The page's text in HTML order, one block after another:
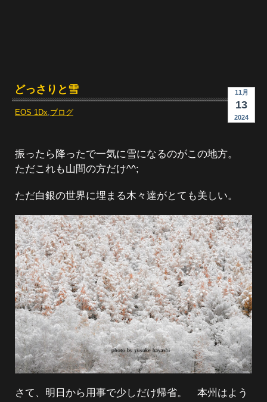
11月
13
2024
どっさりと雪
EOS 1Dx,ブログ
振ったら降ったで一気に雪になるのがこの地方。
ただこれも山間の方だけ^^;
ただ白銀の世界に埋まる木々達がとても美しい。
さて、明日から用事で少しだけ帰省。 本州はよう